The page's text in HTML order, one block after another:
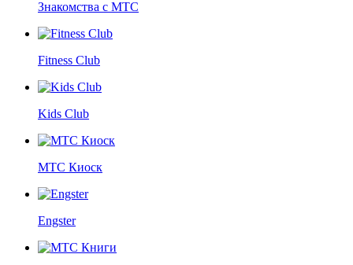
Знакомства с МТС
Fitness Club
Kids Club
МТС Киоск
Engster